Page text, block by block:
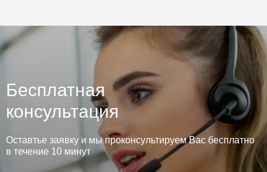
Бесплатная
консультация
Оставтье заявку и мы проконсультируем Вас бесплатно
в течение 10 минут